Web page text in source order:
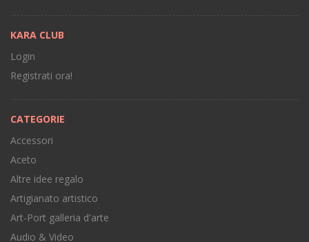
KARA CLUB
Login
Registrati ora!
CATEGORIE
Accessori
Aceto
Altre idee regalo
Artigianato artistico
Art-Port galleria d'arte
Audio & Video